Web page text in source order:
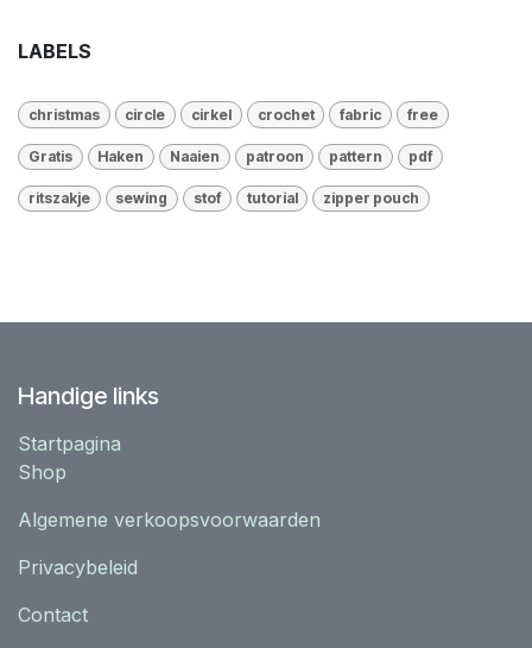
LABELS
christmas circle cirkel crochet fabric free
Gratis Haken Naaien patroon pattern pdf
ritszakje sewing stof tutorial zipper pouch
Handige links
Startpagina
Shop
Algemene verkoopsvoorwaarden
Privacybeleid
Contact